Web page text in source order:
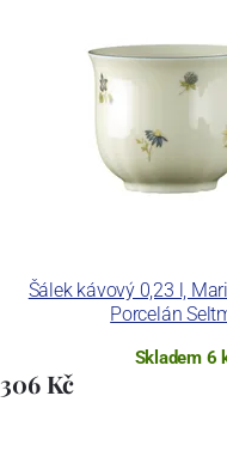
Šálek kávový 0,23 l,
Porcelán
Skladem 6
306 Kč